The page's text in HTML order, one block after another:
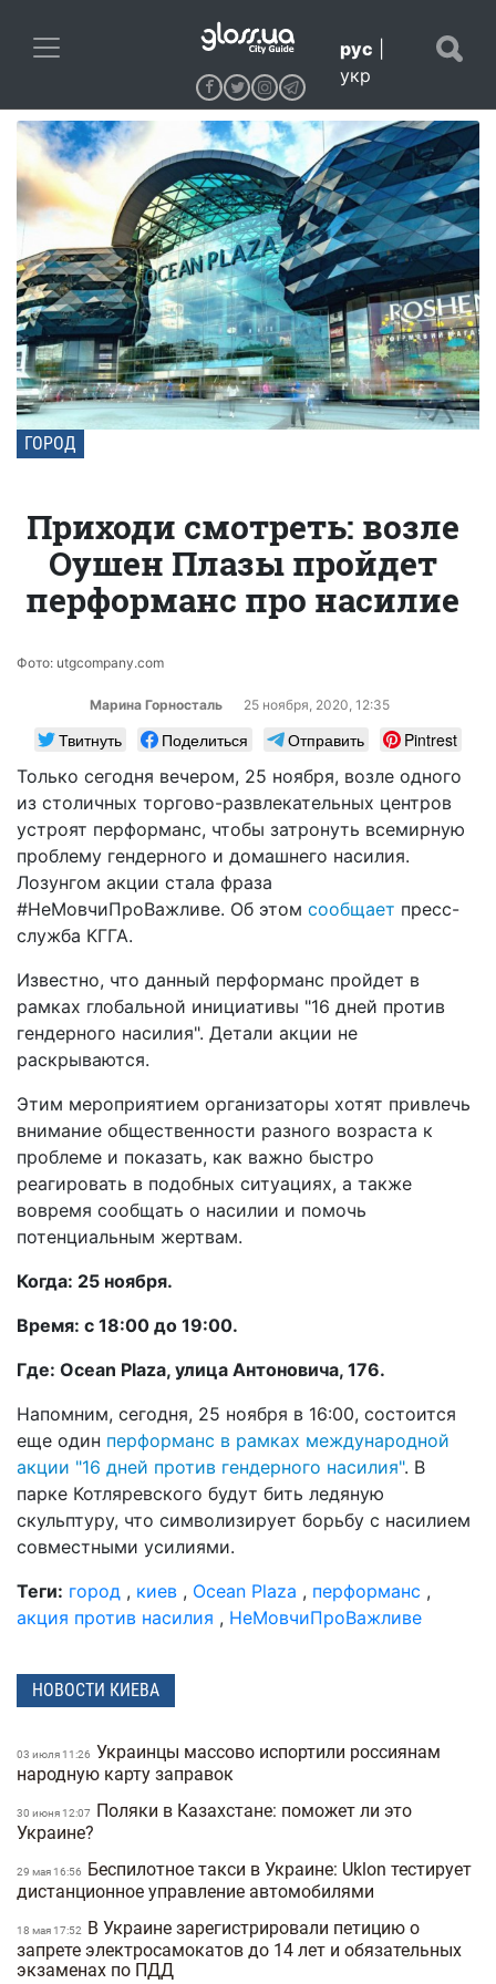
рус
укр
ГОРОД
Приходи смотреть: возле
Оушен Плазы пройдет
перформанс про насилие
Фото: utgcompany.com
Марина Горносталь 25 ноября, 2020, 12:35
Твитнуть Поделиться Отправить
Pintrest
Только сегодня вечером, 25 ноября, возле одного
из столичных торгово-развлекательных центров
устроят перформанс, чтобы затронуть всемирную
проблему гендерного и домашнего насилия.
Лозунгом акции стала фраза
#НеМовчиПроВажливе. Об этом сообщает пресс-
служба КГГА.
Известно, что данный перформанс пройдет в
рамках глобальной инициативы "16 дней против
гендерного насилия". Детали акции не
раскрываются.
Этим мероприятием организаторы хотят привлечь
внимание общественности разного возраста к
проблеме и показать, как важно быстро
реагировать в подобных ситуациях, а также
вовремя сообщать о насилии и помочь
потенциальным жертвам.
Когда: 25 ноября.
Время: с 18:00 до 19:00.
Где: Ocean Plaza, улица Антоновича, 176.
Напомним, сегодня, 25 ноября в 16:00, состоится
еще один перформанс в рамках международной
акции "16 дней против гендерного насилия". В
парке Котляревского будут бить ледяную
скульптуру, что символизирует борьбу с насилием
совместными усилиями.
Теги: город , киев , Ocean Plaza , перформанс ,
акция против насилия , НеМовчиПроВажливе
НОВОСТИ КИЕВА
03 июля 11:26 Украинцы массово испортили россиянам
народную карту заправок
30 июня 12:07
Поляки в Казахстане: поможет ли это
Украине?
29 мая 16:56
Беспилотное такси в Украине: Uklon тестирует
дистанционное управление автомобилями
18 мая 17:52
В Украине зарегистрировали петицию о
запрете электросамокатов до 14 лет и обязательных
экзаменах по ПДД